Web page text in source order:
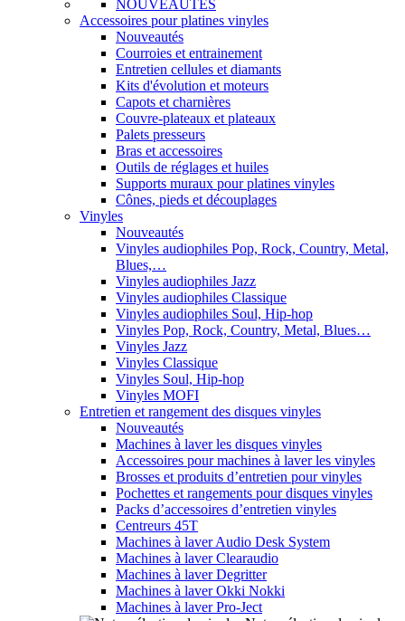
NOUVEAUTÉS
Accessoires pour platines vinyles
Nouveautés
Courroies et entrainement
Entretien cellules et diamants
Kits d'évolution et moteurs
Capots et charnières
Couvre-plateaux et plateaux
Palets presseurs
Bras et accessoires
Outils de réglages et huiles
Supports muraux pour platines vinyles
Cônes, pieds et découplages
Vinyles
Nouveautés
Vinyles audiophiles Pop, Rock, Country, Metal,
Blues,…
Vinyles audiophiles Jazz
Vinyles audiophiles Classique
Vinyles audiophiles Soul, Hip-hop
Vinyles Pop, Rock, Country, Metal, Blues…
Vinyles Jazz
Vinyles Classique
Vinyles Soul, Hip-hop
Vinyles MOFI
Entretien et rangement des disques vinyles
Nouveautés
Machines à laver les disques vinyles
Accessoires pour machines à laver les vinyles
Brosses et produits d’entretien pour vinyles
Pochettes et rangements pour disques vinyles
Packs d’accessoires d’entretien vinyles
Centreurs 45T
Machines à laver Audio Desk System
Machines à laver Clearaudio
Machines à laver Degritter
Machines à laver Okki Nokki
Machines à laver Pro-Ject